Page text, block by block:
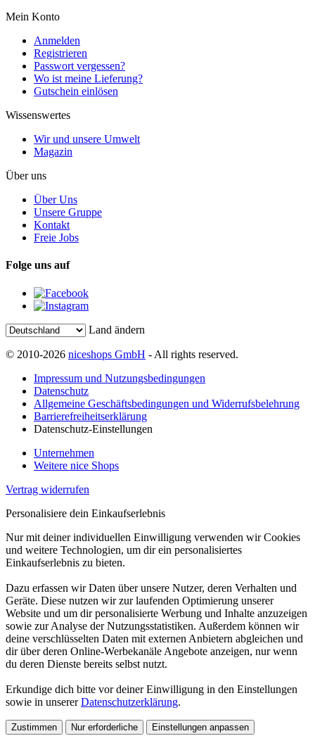
Mein Konto
Anmelden
Registrieren
Passwort vergessen?
Wo ist meine Lieferung?
Gutschein einlösen
Wissenswertes
Wir und unsere Umwelt
Magazin
Über uns
Über Uns
Unsere Gruppe
Kontakt
Freie Jobs
Folge uns auf
Land ändern
© 2010-2026 niceshops GmbH - All rights reserved.
Impressum und Nutzungsbedingungen
Datenschutz
Allgemeine Geschäftsbedingungen und Widerrufsbelehrung
Barrierefreiheitserklärung
Datenschutz-Einstellungen
Unternehmen
Weitere nice Shops
Vertrag widerrufen
Personalisiere dein Einkaufserlebnis
Nur mit deiner individuellen Einwilligung verwenden wir Cookies
und weitere Technologien, um dir ein personalisiertes
Einkaufserlebnis zu bieten.
Dazu erfassen wir Daten über unsere Nutzer, deren Verhalten und
Geräte. Diese nutzen wir zur laufenden Optimierung unserer
Website und um dir personalisierte Werbung und Inhalte anzuzeigen
sowie zur Analyse der Nutzungsstatistiken. Außerdem können wir
deine verschlüsselten Daten mit externen Anbietern abgleichen und
dir über deren Online-Werbekanäle Angebote anzeigen, nur wenn
du deren Dienste bereits selbst nutzt.
Erkundige dich bitte vor deiner Einwilligung in den Einstellungen
sowie in unsererDatenschutzerklärung.
Zustimmen Nur erforderliche Einstellungen anpassen